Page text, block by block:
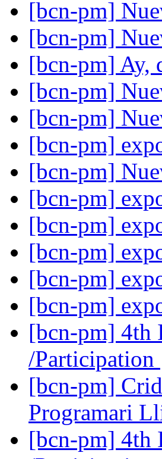
[bcn-pm]
[bcn-pm]
[bcn-pm] Ay,
[bcn-pm]
[bcn-pm]
[bcn-pm]
[bcn-pm]
[bcn-pm]
[bcn-pm]
[bcn-pm]
[bcn-pm]
[bcn-pm]
[bcn-pm] 4th
/Participation
[bcn-pm]
Programari
[bcn-pm] 4th